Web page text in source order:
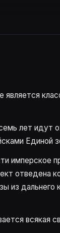
лет идут
Единой
имперское
отведена
из
всякая